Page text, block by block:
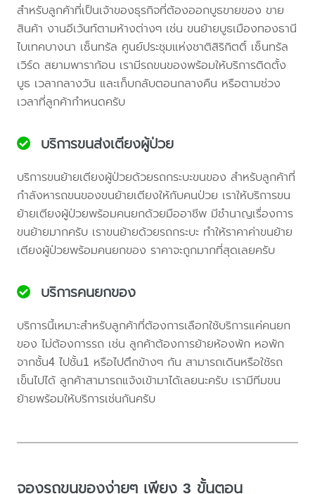
สำหรับลูกค้าที่เป็นเจ้าของธุรกิจที่ต้องออกบูธขายของ ขาย
สินค้า งานอีเว้นท์ตามห้างต่างๆ เช่น ขนย้ายบูธเมืองทองธานี
ไบเทคบางนา เซ็นทรัล ศูนย์ประชุมแห่งชาติสิริกิตติ์ เซ็นทรัล
เวิร์ด สยามพาราก้อน เรามีรถขนของพร้อมให้บริการติดตั้ง
บูธ เวลากลางวัน และเก็บกลับตอนกลางคืน หรือตามช่วง
เวลาที่ลูกค้ากำหนดครับ
บริการขนส่งเตียงผู้ป่วย
บริการขนย้ายเตียงผู้ป่วยด้วยรถกระบะขนของ สำหรับลูกค้าที่
กำลังหารถขนของขนย้ายเตียงให้กับคนป่วย เราให้บริการขน
ย้ายเตียงผู้ป่วยพร้อมคนยกด้วยมืออาชีพ มีชำนาญเรื่องการ
ขนย้ายมากครับ เราขนย้ายด้วยรถกระบะ ทำให้ราคาค่าขนย้าย
เตียงผู้ป่วยพร้อมคนยกของ ราคาจะถูกมากที่สุดเลยครับ
บริการคนยกของ
บริการนี้เหมาะสำหรับลูกค้าที่ต้องการเลือกใช้บริการแค่คนยก
ของ ไม่ต้องการรถ เช่น ลูกค้าต้องการย้ายห้องพัก หอพัก
จากชั้น4 ไปชั้น1 หรือไปตึกข้างๆ กัน สามารถเดินหรือใช้รถ
เข็นไปได้ ลูกค้าสามารถแจ้งเข้ามาได้เลยนะครับ เรามีทีมขน
ย้ายพร้อมให้บริการเช่นกันครับ
จองรถขนของง่ายๆ เพียง 3 ขั้นตอน